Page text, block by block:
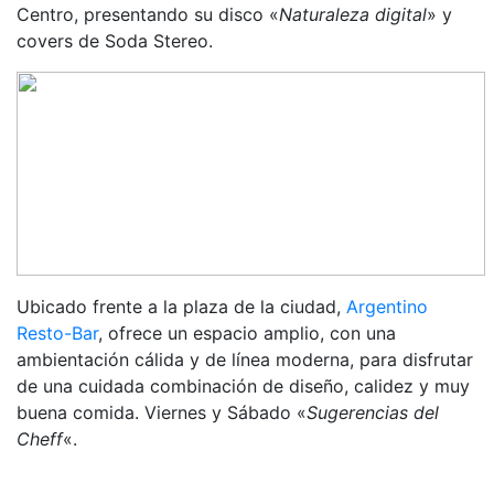
Centro, presentando su disco «Naturaleza digital» y
covers de Soda Stereo.
Ubicado frente a la plaza de la ciudad, Argentino
Resto-Bar, ofrece un espacio amplio, con una
ambientación cálida y de línea moderna, para disfrutar
de una cuidada combinación de diseño, calidez y muy
buena comida. Viernes y Sábado «Sugerencias del
Cheff«.